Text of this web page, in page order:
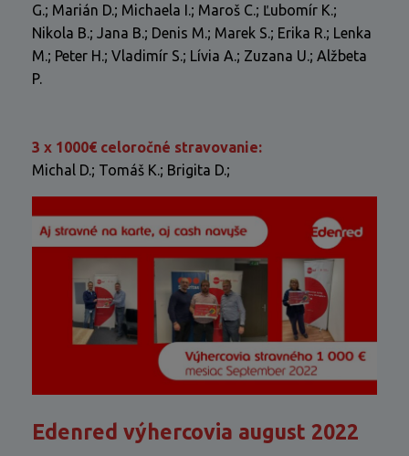
G.; Marián D.; Michaela I.; Maroš C.; Ľubomír K.;
Nikola B.; Jana B.; Denis M.; Marek S.; Erika R.; Lenka
M.; Peter H.; Vladimír S.; Lívia A.; Zuzana U.; Alžbeta
P.
3 x 1000€ celoročné stravovanie:
Michal D.; Tomáš K.; Brigita D.;
Edenred výhercovia august 2022